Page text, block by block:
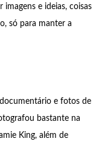
e ideias, coisas
só para manter a
e fotos de
bastante na
King, além de